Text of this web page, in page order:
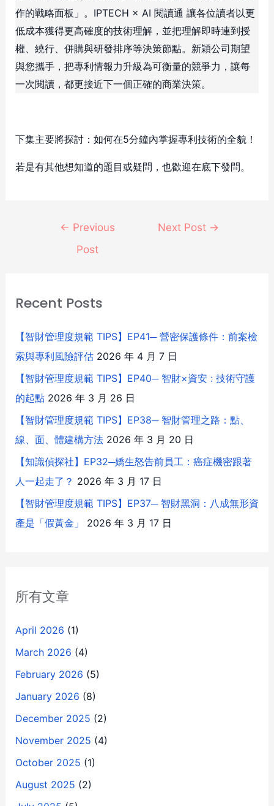
作的戰略面板」。IPTECH × AI 閱讀通 讓各位讀者以更
低成本獲得更高確度的技術理解，並把理解即時連到授
權、繞行、併購與研發排序等決策節點。新穎公司期望
與您攜手，把專利情報力升級為可衡量的競爭力，讓每
一次閱讀，都更接近下一個正確的商業決策。
下集主要將探討：如何在5分鐘內掌握專利技術的全貌！
若是有其他想知道的題目或疑問，也歡迎在底下發問。
← Previous
Post
Next Post →
Recent Posts
【智財管理度規範 TIPS】EP41─ 營密保護條件：前案檢
索與專利風險評估 2026 年 4 月 7 日
【智財管理度規範 TIPS】EP40─ 智財×資安 : 技術守護
的起點 2026 年 3 月 26 日
【智財管理度規範 TIPS】EP38─ 智財管理之路：點、
線、面、體建構方法 2026 年 3 月 20 日
【知識偵探社】EP32─嬌生怒告前員工：癌症機密跟著
人一起走了？ 2026 年 3 月 17 日
【智財管理度規範 TIPS】EP37─ 智財黑洞：八成無形資
產是「假黃金」
2026 年 3 月 17 日
所有文章
April 2026 (1)
March 2026 (4)
February 2026 (5)
January 2026 (8)
December 2025 (2)
November 2025 (4)
October 2025 (1)
August 2025 (2)